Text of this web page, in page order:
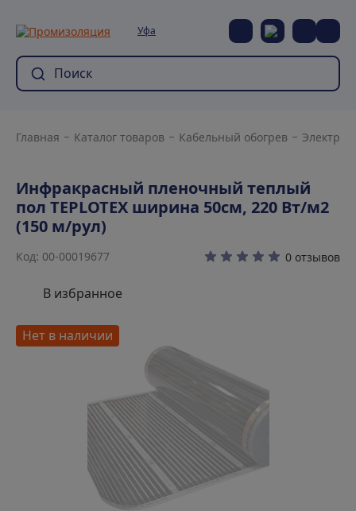
Уфа
Главная Каталог товаров Кабельный обогрев
Инфракрасный пленочный теплый
пол TEPLOTEX ширина 50см, 220 Вт/м2
(150 м/рул)
Код: 00-00019677 0 отзывов
В избранное
Нет в наличии